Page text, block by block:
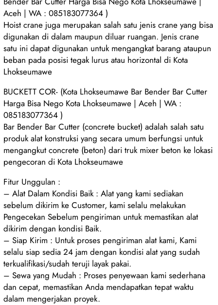
Aceh | WA : 085183077364 )
Hoist crane juga merupakan salah satu jenis crane yang bisa
digunakan di dalam maupun diluar ruangan. Jenis crane
satu ini dapat digunakan untuk mengangkat barang ataupun
beban pada posisi tegak lurus atau horizontal di Kota
Lhokseumawe
BUCKETT COR- (Kota Lhokseumawe Bar Bender Bar Cutter
Harga Bisa Nego Kota Lhokseumawe | Aceh | WA :
085183077364 )
Bar Bender Bar Cutter (concrete bucket) adalah salah satu
produk alat konstruksi yang secara umum berfungsi untuk
mengangkut concrete (beton) dari truk mixer beton ke lokasi
pengecoran di Kota Lhokseumawe
Fitur Unggulan :
– Alat Dalam Kondisi Baik : Alat yang kami sediakan
sebelum dikirim ke Customer, kami selalu melakukan
Pengecekan Sebelum pengiriman untuk memastikan alat
dikirim dengan kondisi Baik.
– Siap Kirim : Untuk proses pengiriman alat kami, Kami
selalu siap sedia 24 jam dengan kondisi alat yang sudah
terkualifikasi/sudah teruji layak pakai.
– Sewa yang Mudah : Proses penyewaan kami sederhana
dan cepat, memastikan Anda mendapatkan tepat waktu
dalam mengerjakan proyek.